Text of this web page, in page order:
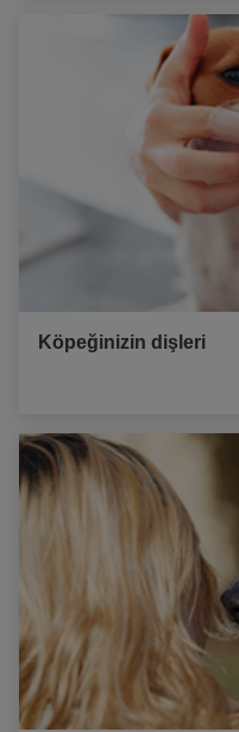
Köpeğinizin dişleri